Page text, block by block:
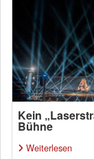
Kein
Bühne
Weiterlesen